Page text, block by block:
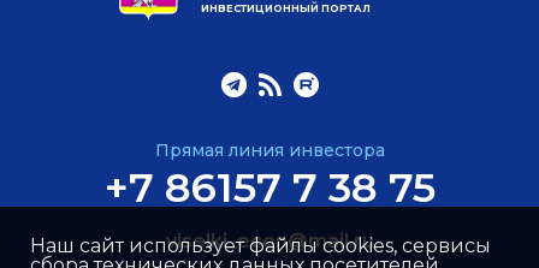
ИНВЕСТИЦИОННЫЙ ПОРТАЛ
Прямая линия инвестора
+7 86157 7 38 75
viselki_econ@mail.ru
Наш сайт использует файлы cookies, сервисы